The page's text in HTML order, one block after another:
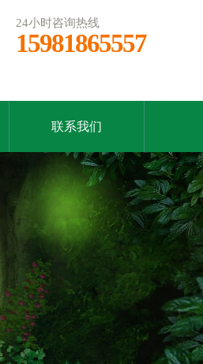
24小时咨询热线
15981865557
联系我们